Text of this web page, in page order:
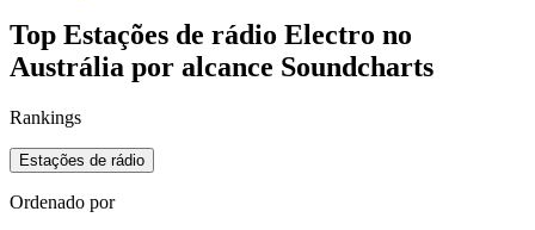
Top Estações de rádio Electro no
Austrália por alcance Soundcharts
Rankings
Estações de rádio
Ordenado por